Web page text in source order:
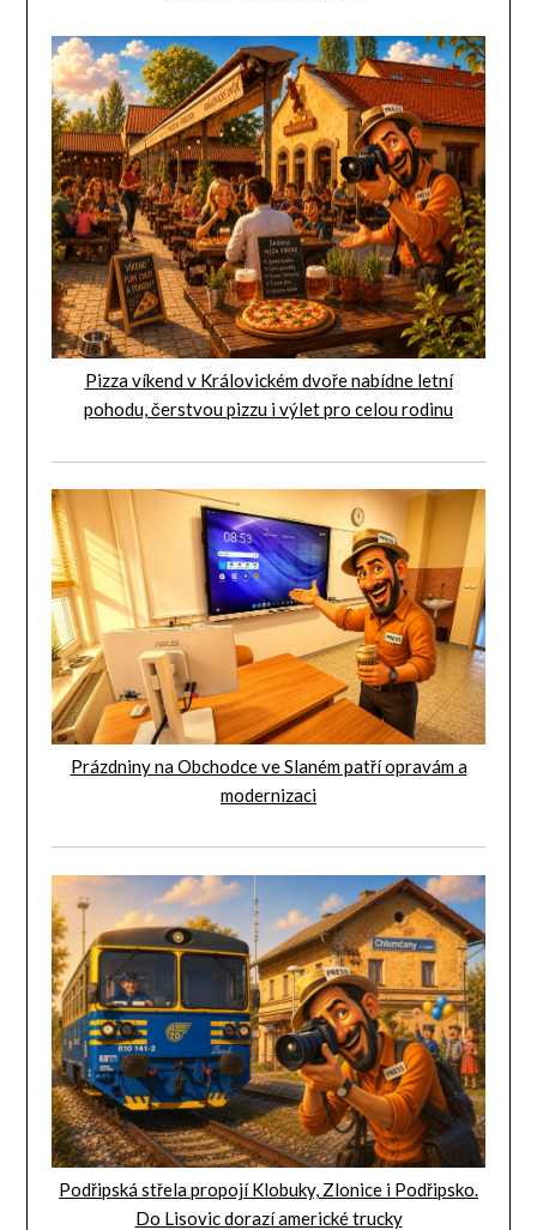
Pizza víkend v Královickém dvoře nabídne letní
pohodu, čerstvou pizzu i výlet pro celou rodinu
Prázdniny na Obchodce ve Slaném patří opravám a
modernizaci
Podřipská střela propojí Klobuky, Zlonice i Podřipsko.
Do Lisovic dorazí americké trucky